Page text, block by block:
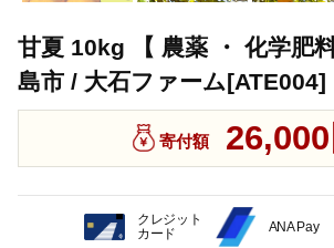
甘夏 10kg 【 農薬 ・ 化学肥
島市 / 大石ファーム[ATE004]
寄付額 26,000
クレジット
カード
ANA Pay